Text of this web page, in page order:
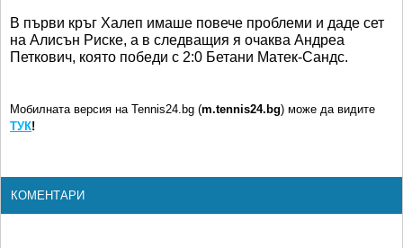
В първи кръг Халеп имаше повече проблеми и даде сет
на Алисън Риске, а в следващия я очаква Андреа
Петкович, която победи с 2:0 Бетани Матек-Сандс.
Мобилната версия на Tennis24.bg (m.tennis24.bg) може да видите
ТУК!
КОМЕНТАРИ